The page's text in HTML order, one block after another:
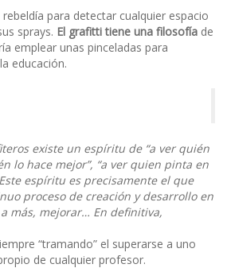
para detectar cualquier espacio
sprays. El grafitti tiene una filosofía de
emplear unas pinceladas para
educación.
existe un espíritu de “a ver quién
lo hace mejor”, “a ver quien pinta en
espíritu es precisamente el que
proceso de creación y desarrollo en
más, mejorar… En definitiva,
“tramando” el superarse a uno
de cualquier profesor.